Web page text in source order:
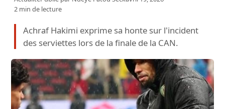
2 min de lecture
Achraf Hakimi exprime sa honte sur l'incident
des serviettes lors de la finale de la CAN.